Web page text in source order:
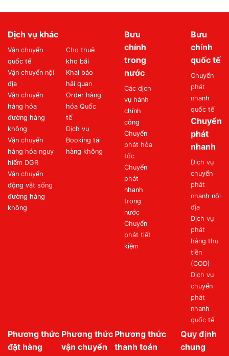
Dịch vụ khác
Vận chuyển
quốc tế
Vận chuyển nội
địa
Vận chuyển
hàng hóa
đường hàng
không
Vận chuyển
hàng hóa nguy
hiểm DGR
Vận chuyển
động vật sống
đường hàng
không
Cho thuê
kho bãi
Khai báo
hải quan
Order hàng
hóa Quốc
tế
Dịch vụ
Booking tải
hàng không
Bưu
chính
trong
nước
Các dịch
vụ hành
chính
công
Chuyển
phát hỏa
tốc
Chuyển
phát
nhanh
trong
nước
Chuyển
phát tiết
kiệm
Bưu
chính
quốc tế
Chuyển
phát
nhanh
quốc tế
Chuyển
phát
nhanh
Dịch vụ
chuyển
phát
nhanh nội
địa
Dịch vụ
phát
hàng thu
tiền
(COD)
Dịch vụ
chuyển
phát
nhanh
quốc tế
Phương thức
đặt hàng
Phương thức
vận chuyển
Phương thức
thanh toán
Quy định
chung